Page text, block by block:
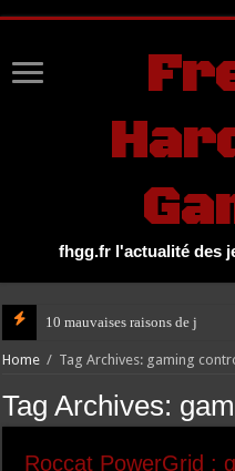
fhgg.fr l'actualité des
10 mauvaises raisons de jouer à
Home / Tag Archives: gaming
Tag Archives:
Roccat PowerGrid :